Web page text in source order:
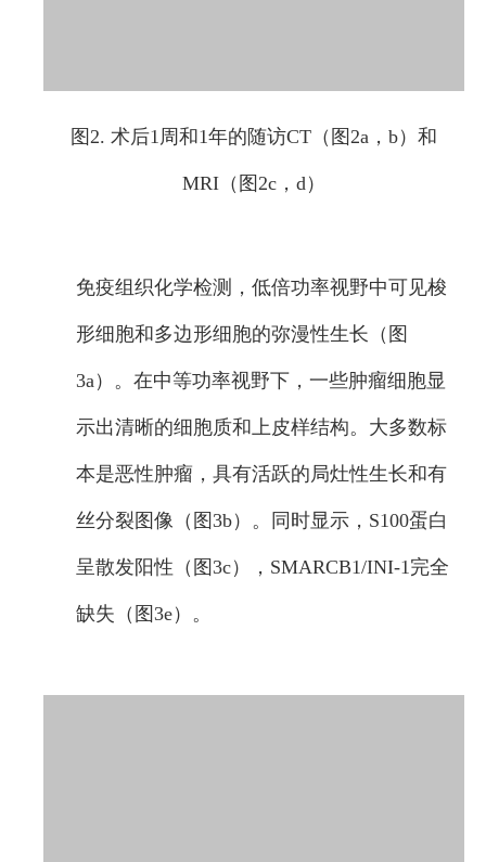
图2. 术后1周和1年的随访CT（图2a，b）和
MRI（图2c，d）
免疫组织化学检测，低倍功率视野中可见梭
形细胞和多边形细胞的弥漫性生长（图
3a）。在中等功率视野下，一些肿瘤细胞显
示出清晰的细胞质和上皮样结构。大多数标
本是恶性肿瘤，具有活跃的局灶性生长和有
丝分裂图像（图3b）。同时显示，S100蛋白
呈散发阳性（图3c），SMARCB1/INI-1完全
缺失（图3e）。